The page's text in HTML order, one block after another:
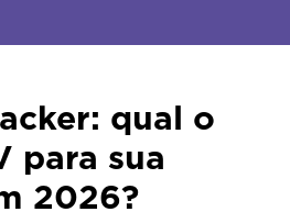
qual o
para sua
2026?